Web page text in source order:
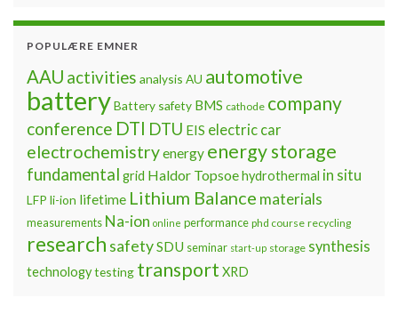
POPULÆRE EMNER
AAU activities analysis AU automotive
batteryBattery safety BMS cathode company
conference DTI DTU EIS electric car
electrochemistryenergy energy storage
fundamental grid Haldor Topsoehydrothermal in situ
LFP li-ion lifetime Lithium Balance materials
measurements Na-ion online performance phd course recycling
research safetySDU seminar start-up storage synthesis
technologytesting transport XRD